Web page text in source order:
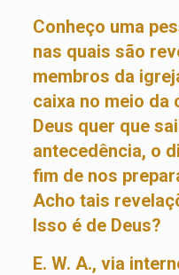
Conheço uma
nas quais são
membros da
caixa no meio da
Deus quer que
antecedência, o
fim de nos
Acho tais
Isso é de Deus?
E. W. A., via